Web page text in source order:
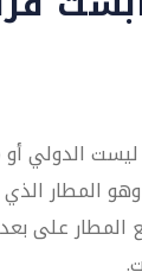
ليست الدولي
المطار